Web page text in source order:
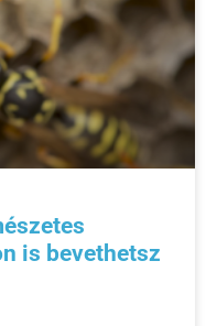
is bevethetsz